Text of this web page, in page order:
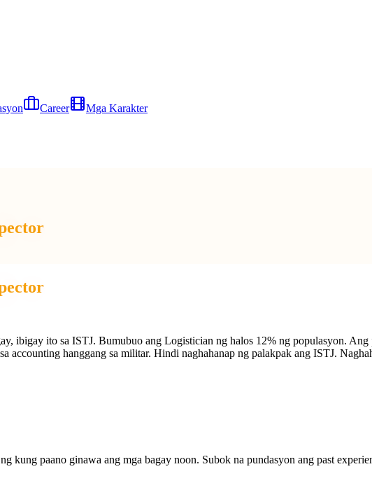
Career
Mga Karakter
ibigay ito sa ISTJ. Bumubuo ang Logistician ng halos 12% ng populasyon.
accounting hanggang sa militar. Hindi naghahanap ng palakpak ang ISTJ.
kung paano ginawa ang mga bagay noon. Subok na pundasyon ang past